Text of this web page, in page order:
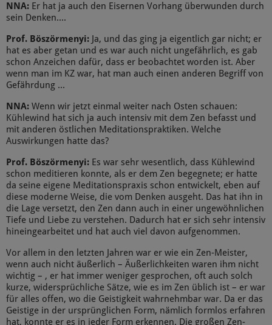
NNA: Er hat ja auch den Eisernen Vorhang überwunden durch
sein Denken....
Prof. Böszörmenyi: Ja, und das ging ja eigentlich gar nicht; er
hat es aber getan und es war auch nicht ungefährlich, es gab
schon Anzeichen dafür, dass er beobachtet worden ist. Aber
wenn man im KZ war, hat man auch einen anderen Begriff von
Gefährdung ...
NNA: Wenn wir jetzt einmal weiter nach Osten schauen:
Kühlewind hat sich ja auch intensiv mit dem Zen befasst und
mit anderen östlichen Meditationspraktiken. Welche
Auswirkungen hatte das?
Prof. Böszörmenyi: Es war sehr wesentlich, dass Kühlewind
schon meditieren konnte, als er dem Zen begegnete; er hatte
da seine eigene Meditationspraxis schon entwickelt, eben auf
diese moderne Weise, die vom Denken ausgeht. Das hat ihn in
die Lage versetzt, den Zen dann auch in einer ungewöhnlichen
Tiefe und Liebe zu verstehen. Dadurch hat er sich sehr intensiv
hineingearbeitet und hat auch viel davon aufgenommen.
Vor allem in den letzten Jahren war er wie ein Zen-Meister,
wenn auch nicht äußerlich – Äußerlichkeiten waren ihm nicht
wichtig – , er hat immer weniger gesprochen, oft auch solch
kurze, widersprüchliche Sätze, wie es im Zen üblich ist – er war
für alles offen, wo die Geistigkeit wahrnehmbar war. Da er das
Geistige in der ursprünglichen Form, nämlich formlos erfahren
hat, konnte er es in jeder Form erkennen. Die großen Zen-